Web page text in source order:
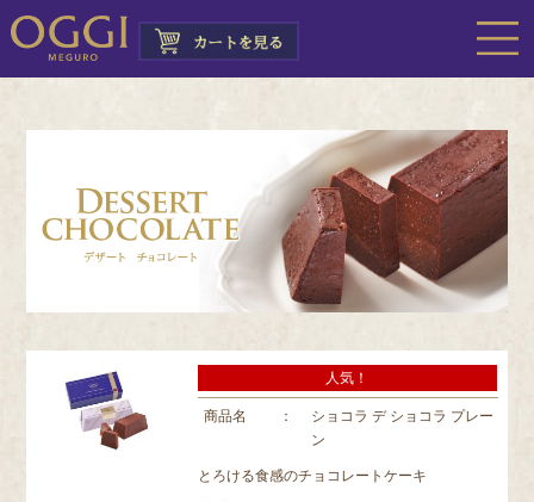
人気！
商品名 ：
ショコラ デ ショコラ プレー
ン
とろける食感のチョコレートケーキ